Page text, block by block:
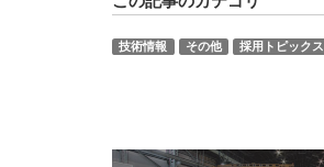
技術情報 その他 採用トピックス